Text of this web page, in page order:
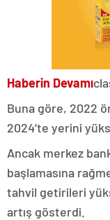
Haberin Devamı
Buna göre, 2022
2024’te yerini
Ancak merkez
başlamasına
tahvil getirileri
artış gösterdi.